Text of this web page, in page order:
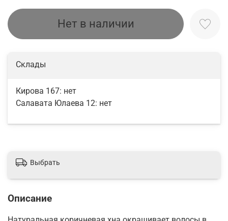
Нет в наличии
Склады
Кирова 167: нет
Салавата Юлаева 12: нет
Выбрать
Описание